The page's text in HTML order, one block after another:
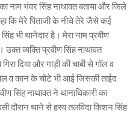
नाम भंवर सिंह नाथावत बताया और जिले
कि मेरे पिताजी के नीचे तेरे जैसे कई
भी थानेदार है। मेरा नाम प्रवीण
व्यक्ति प्रवीण सिंह नाथावत
दिया और गाड़ी की चाबी से गॉल व
व कान के चोटे भी आई जिसकी ताईद
सिंह नाथावत ने थानाधिकारी का
दौरान थाने से हस्व तलविदा किशन सिंह